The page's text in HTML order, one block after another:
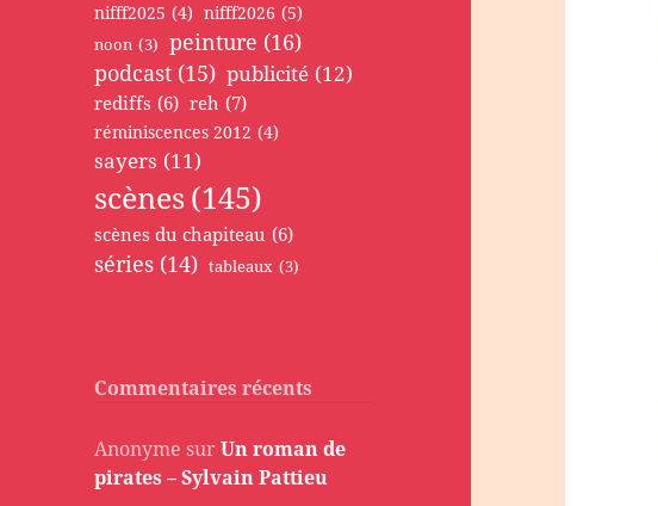
nifff2025 (4) nifff2026 (5)
noon (3) peinture (16)
podcast (15) publicité (12)
rediffs (6) reh (7)
réminiscences 2012 (4)
sayers (11)
scènes(145)
scènes du chapiteau (6)
séries (14) tableaux (3)
Commentaires récents
Anonyme surUn roman de
pirates – Sylvain Pattieu